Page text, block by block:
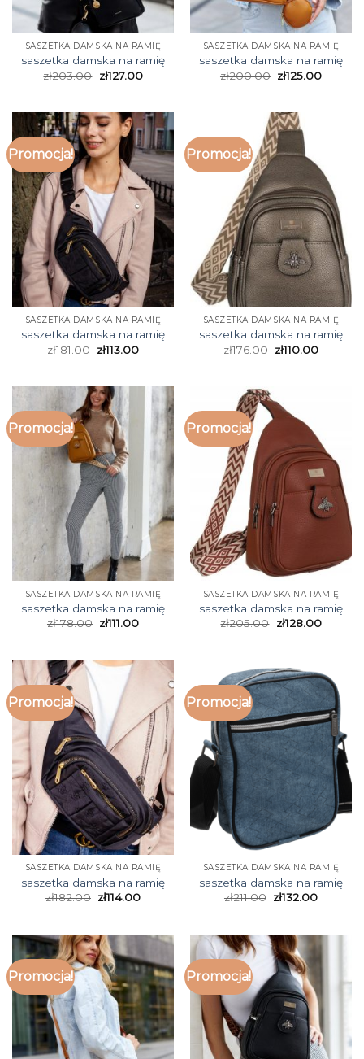
SASZETKA DAMSKA NA RAMIĘ
saszetka damska na ramię
zł203.00 zł127.00
SASZETKA DAMSKA NA RAMIĘ
saszetka damska na ramię
zł200.00 zł125.00
Promocja!
SASZETKA DAMSKA NA RAMIĘ
saszetka damska na ramię
zł181.00 zł113.00
Promocja!
SASZETKA DAMSKA NA RAMIĘ
saszetka damska na ramię
zł176.00 zł110.00
Promocja!
SASZETKA DAMSKA NA RAMIĘ
saszetka damska na ramię
zł178.00 zł111.00
Promocja!
SASZETKA DAMSKA NA RAMIĘ
saszetka damska na ramię
zł205.00 zł128.00
Promocja!
SASZETKA DAMSKA NA RAMIĘ
saszetka damska na ramię
zł182.00 zł114.00
Promocja!
SASZETKA DAMSKA NA RAMIĘ
saszetka damska na ramię
zł211.00 zł132.00
Promocja! Promocja!